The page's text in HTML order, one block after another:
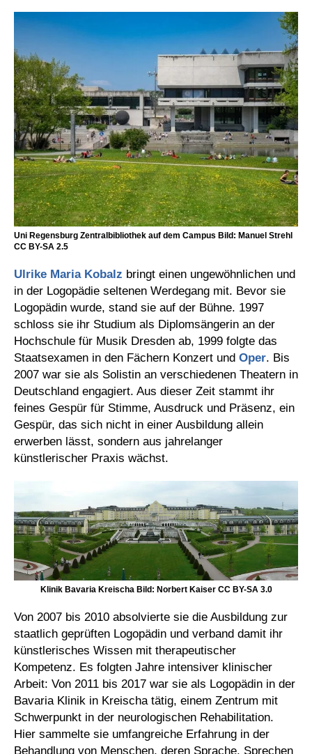
Uni Regensburg Zentralbibliothek auf dem Campus Bild: Manuel Strehl
CC BY-SA 2.5
Ulrike Maria Kobalz bringt einen ungewöhnlichen und
in der Logopädie seltenen Werdegang mit. Bevor sie
Logopädin wurde, stand sie auf der Bühne. 1997
schloss sie ihr Studium als Diplomsängerin an der
Hochschule für Musik Dresden ab, 1999 folgte das
Staatsexamen in den Fächern Konzert und Oper. Bis
2007 war sie als Solistin an verschiedenen Theatern in
Deutschland engagiert. Aus dieser Zeit stammt ihr
feines Gespür für Stimme, Ausdruck und Präsenz, ein
Gespür, das sich nicht in einer Ausbildung allein
erwerben lässt, sondern aus jahrelanger
künstlerischer Praxis wächst.
Klinik Bavaria Kreischa Bild: Norbert Kaiser CC BY-SA 3.0
Von 2007 bis 2010 absolvierte sie die Ausbildung zur
staatlich geprüften Logopädin und verband damit ihr
künstlerisches Wissen mit therapeutischer
Kompetenz. Es folgten Jahre intensiver klinischer
Arbeit: Von 2011 bis 2017 war sie als Logopädin in der
Bavaria Klinik in Kreischa tätig, einem Zentrum mit
Schwerpunkt in der neurologischen Rehabilitation.
Hier sammelte sie umfangreiche Erfahrung in der
Behandlung von Menschen, deren Sprache, Sprechen